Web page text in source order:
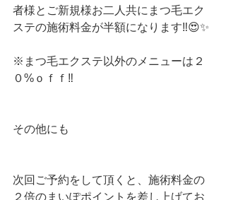
者様とご新規様お二人共にまつ毛エク
ステの施術料金が半額になります‼️😍✨
※まつ毛エクステ以外のメニューは２
０%ｏｆｆ‼️
その他にも
次回ご予約をして頂くと、施術料金の
２倍のまいぽポイントを差し上げてお